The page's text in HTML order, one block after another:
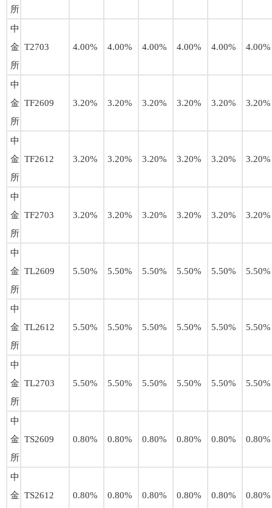
所
中
金
所
T2703 4.00% 4.00% 4.00% 4.00% 4.00% 4.00%
中
金
所
TF2609 3.20% 3.20% 3.20% 3.20% 3.20% 3.20%
中
金
所
TF2612 3.20% 3.20% 3.20% 3.20% 3.20% 3.20%
中
金
所
TF2703 3.20% 3.20% 3.20% 3.20% 3.20% 3.20%
中
金
所
TL2609 5.50% 5.50% 5.50% 5.50% 5.50% 5.50%
中
金
所
TL2612 5.50% 5.50% 5.50% 5.50% 5.50% 5.50%
中
金
所
TL2703 5.50% 5.50% 5.50% 5.50% 5.50% 5.50%
中
金
所
TS2609 0.80% 0.80% 0.80% 0.80% 0.80% 0.80%
中
金 TS2612 0.80% 0.80% 0.80% 0.80% 0.80% 0.80%